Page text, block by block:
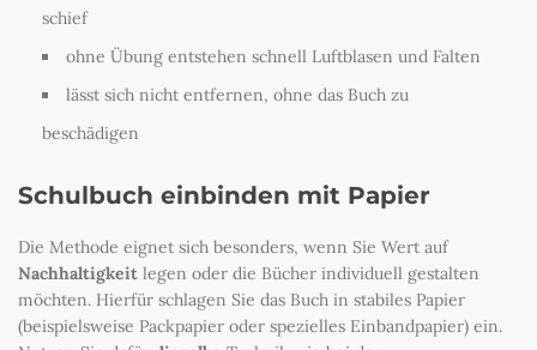
schief
ohne Übung entstehen schnell Luftblasen und Falten
lässt sich nicht entfernen, ohne das Buch zu
beschädigen
Schulbuch einbinden mit Papier
Die Methode eignet sich besonders, wenn Sie Wert auf
Nachhaltigkeit legen oder die Bücher individuell gestalten
möchten. Hierfür schlagen Sie das Buch in stabiles Papier
(beispielsweise Packpapier oder spezielles Einbandpapier) ein.